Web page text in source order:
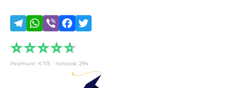
Рейтинг: 4.7/5 - голосов: 294